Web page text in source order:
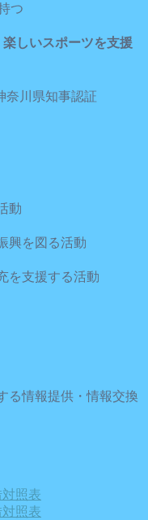
つ
いスポーツを支援
川県知事認証
動
興を図る活動
を支援する活動
る情報提供・情報交換
照表
照表